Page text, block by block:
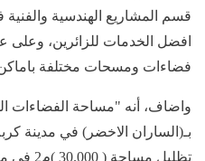
قسم المشاريع الهندسية والفنية
افضل الخدمات للزائرين،
فضاءات ومسحات مختلفة باماكن
واضاف، أنه "مساحة الفضاءات